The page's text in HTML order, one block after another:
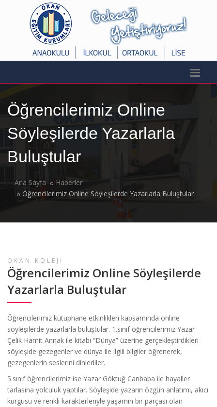
Öğrencilerimiz Online
Söyleşilerde Yazarlarla
Buluştular
Ana Sayfa
Haberler
Öğrencilerimiz Online Söyleşilerde Yazarlarla Buluştular
OKAN KOLEJİ
Öğrencilerimiz Online Söyleşilerde
Yazarlarla Buluştular
Öğrencilerimiz kütüphane etkinlikleri kapsamında online
söyleşilerde yazarlarla buluştular. 1.sınıf öğrencilerimiz Yazar
Çelik Hamit Annak ile kitabı “Dünya” üzerine gerçekleştirdikleri
söyleşide gezegenler ve dünya ile ilgili bilgiler öğrenerek,
gezegenlerin seslerini dinlediler.
5.sınıf öğrencilerimiz ise Yazar Göktuğ Canbaba ile hayaller
tarlasına yolculuk yaptılar. Söyleşide yazarın özgün anlatımı, akıcı
kurgusu ve renkli karakterleriyle yaşamın bir parçası olan